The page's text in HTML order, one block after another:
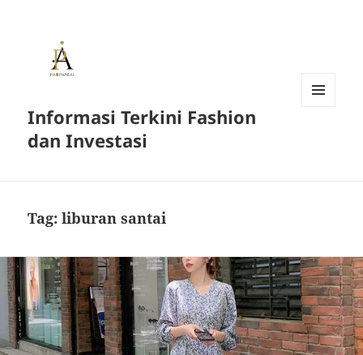
Informasi Terkini Fashion
dan Investasi
Tag:liburan santai